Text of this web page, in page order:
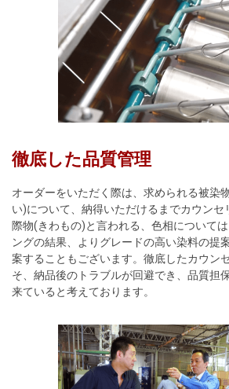
徹底した品質管理
オーダーをいただく際は、求められる被染
い)について、納得いただけるまでカウンセ
際物(きわもの)と言われる、色相について
ングの結果、よりグレードの高い染料の提
案することもございます。徹底したカウン
そ、納品後のトラブルが回避でき、品質担
来ていると考えております。